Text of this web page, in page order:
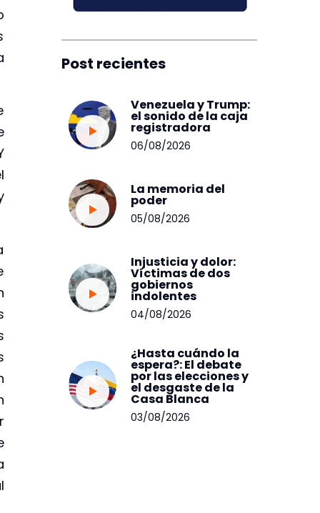
Post recientes
Venezuela y Trump:
el sonido de la caja
registradora
06/08/2026
La memoria del
poder
05/08/2026
Injusticia y dolor:
Víctimas de dos
gobiernos
indolentes
04/08/2026
¿Hasta cuándo la
espera?: El debate
por las elecciones y
el desgaste de la
Casa Blanca
03/08/2026